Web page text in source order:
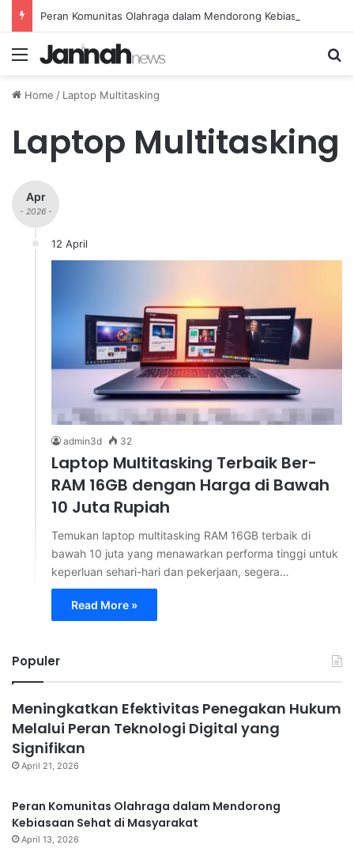
Menu
Home / Laptop Multitasking
Laptop Multitasking
Apr
- 2026 -
12 April
admin3d 32
Laptop Multitasking Terbaik Ber-
RAM 16GB dengan Harga di Bawah
10 Juta Rupiah
Temukan laptop multitasking RAM 16GB terbaik di
bawah 10 juta yang menawarkan performa tinggi untuk
keperluan sehari-hari dan pekerjaan, segera…
Read More »
Populer
Meningkatkan Efektivitas Penegakan Hukum
Melalui Peran Teknologi Digital yang
Signifikan
April 21, 2026
Peran Komunitas Olahraga dalam Mendorong
Kebiasaan Sehat di Masyarakat
April 13, 2026